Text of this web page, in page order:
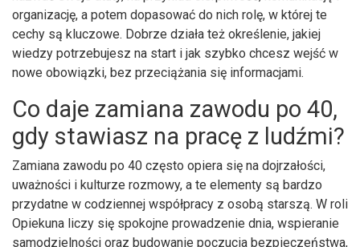
organizację, a potem dopasować do nich rolę, w której te
cechy są kluczowe. Dobrze działa też określenie, jakiej
wiedzy potrzebujesz na start i jak szybko chcesz wejść w
nowe obowiązki, bez przeciążania się informacjami.
Co daje zamiana zawodu po 40,
gdy stawiasz na pracę z ludźmi?
Zamiana zawodu po 40 często opiera się na dojrzałości,
uważności i kulturze rozmowy, a te elementy są bardzo
przydatne w codziennej współpracy z osobą starszą. W roli
Opiekuna liczy się spokojne prowadzenie dnia, wspieranie
samodzielności oraz budowanie poczucia bezpieczeństwa,